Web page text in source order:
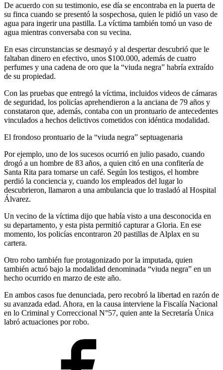
De acuerdo con su testimonio, ese día se encontraba en la puerta de
su finca cuando se presentó la sospechosa, quien le pidió un vaso de
agua para ingerir una pastilla. La víctima también tomó un vaso de
agua mientras conversaba con su vecina.
En esas circunstancias se desmayó y al despertar descubrió que le
faltaban dinero en efectivo, unos $100.000, además de cuatro
perfumes y una cadena de oro que la “viuda negra” habría extraído
de su propiedad.
Con las pruebas que entregó la víctima, incluidos videos de cámaras
de seguridad, los policías aprehendieron a la anciana de 79 años y
constataron que, además, contaba con un prontuario de antecedentes
vinculados a hechos delictivos cometidos con idéntica modalidad.
El frondoso prontuario de la “viuda negra” septuagenaria
Por ejemplo, uno de los sucesos ocurrió en julio pasado, cuando
drogó a un hombre de 83 años, a quien citó en una confitería de
Santa Rita para tomarse un café. Según los testigos, el hombre
perdió la conciencia y, cuando los empleados del lugar lo
descubrieron, llamaron a una ambulancia que lo trasladó al Hospital
Álvarez.
Un vecino de la víctima dijo que había visto a una desconocida en
su departamento, y esta pista permitió capturar a Gloria. En ese
momento, los policías encontraron 20 pastillas de Alplax en su
cartera.
Otro robo también fue protagonizado por la imputada, quien
también actuó bajo la modalidad denominada “viuda negra” en un
hecho ocurrido en marzo de este año.
En ambos casos fue denunciada, pero recobró la libertad en razón de
su avanzada edad. Ahora, en la causa interviene la Fiscalía Nacional
en lo Criminal y Correccional N°57, quien ante la Secretaría Única
labró actuaciones por robo.